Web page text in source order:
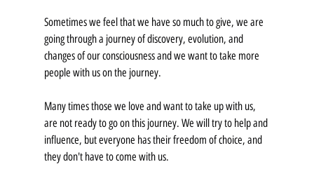
Sometimes we feel that we have so much to give, we are
going through a journey of discovery, evolution, and
changes of our consciousness and we want to take more
people with us on the journey.
Many times those we love and want to take up with us,
are not ready to go on this journey. We will try to help and
influence, but everyone has their freedom of choice, and
they don't have to come with us.